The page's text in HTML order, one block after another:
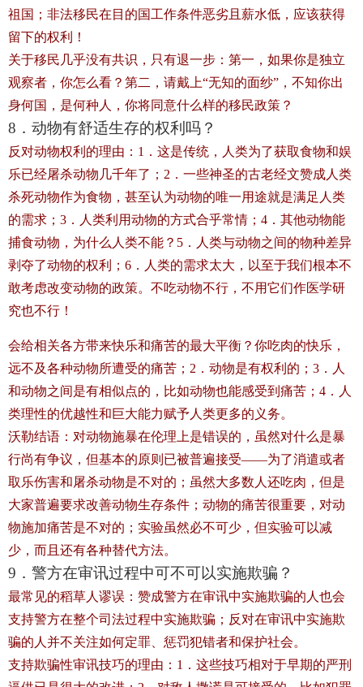
祖国；非法移民在目的国工作条件恶劣且薪水低，应该获得
留下的权利！
关于移民几乎没有共识，只有退一步：第一，如果你是独立
观察者，你怎么看？第二，请戴上“无知的面纱”，不知你出
身何国，是何种人，你将同意什么样的移民政策？
8．动物有舒适生存的权利吗？
反对动物权利的理由：1．这是传统，人类为了获取食物和娱
乐已经屠杀动物几千年了；2．一些神圣的古老经文赞成人类
杀死动物作为食物，甚至认为动物的唯一用途就是满足人类
的需求；3．人类利用动物的方式合乎常情；4．其他动物能
捕食动物，为什么人类不能？5．人类与动物之间的物种差异
剥夺了动物的权利；6．人类的需求太大，以至于我们根本不
敢考虑改变动物的政策。不吃动物不行，不用它们作医学研
究也不行！
会给相关各方带来快乐和痛苦的最大平衡？你吃肉的快乐，
远不及各种动物所遭受的痛苦；2．动物是有权利的；3．人
和动物之间是有相似点的，比如动物也能感受到痛苦；4．人
类理性的优越性和巨大能力赋予人类更多的义务。
沃勒结语：对动物施暴在伦理上是错误的，虽然对什么是暴
行尚有争议，但基本的原则已被普遍接受——为了消遣或者
取乐伤害和屠杀动物是不对的；虽然大多数人还吃肉，但是
大家普遍要求改善动物生存条件；动物的痛苦很重要，对动
物施加痛苦是不对的；实验虽然必不可少，但实验可以减
少，而且还有各种替代方法。
9．警方在审讯过程中可不可以实施欺骗？
最常见的稻草人谬误：赞成警方在审讯中实施欺骗的人也会
支持警方在整个司法过程中实施欺骗；反对在审讯中实施欺
骗的人并不关注如何定罪、惩罚犯错者和保护社会。
支持欺骗性审讯技巧的理由：1．这些技巧相对于早期的严刑